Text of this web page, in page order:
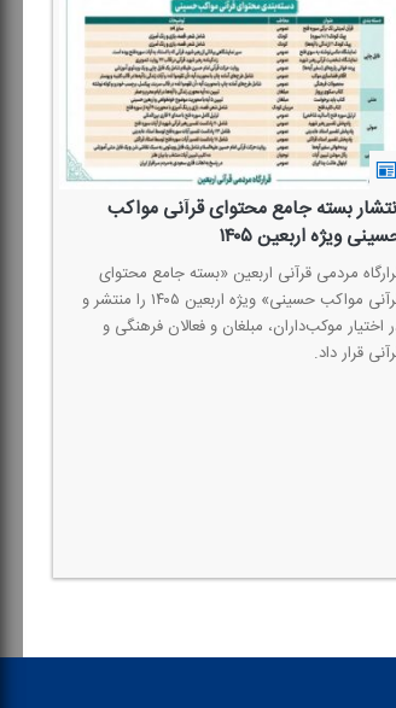
بسته جامع محتوای قرآنی مواكب
ویژه اربعین ۱۴۰۵
مردمی قرآنی اربعین «بسته جامع محتوای
قرآنی مواكب حسینی» ویژه اربعین ۱۴۰۵ را منتشر و
اختیار موكب‌داران، مبلغان و فعالان فرهنگی و
قرار داد.